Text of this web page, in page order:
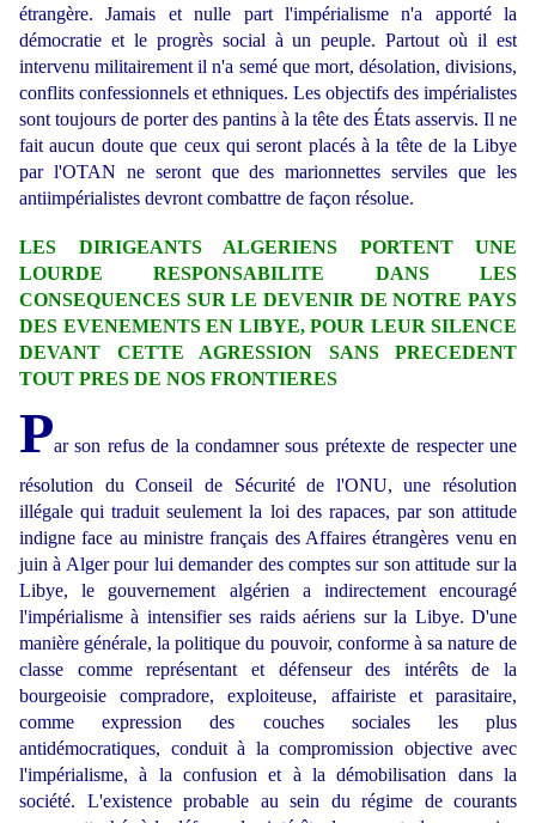
étrangère. Jamais et nulle part l'impérialisme n'a apporté la
démocratie et le progrès social à un peuple. Partout où il est
intervenu militairement il n'a semé que mort, désolation, divisions,
conflits confessionnels et ethniques. Les objectifs des impérialistes
sont toujours de porter des pantins à la tête des États asservis. Il ne
fait aucun doute que ceux qui seront placés à la tête de la Libye
par l'OTAN ne seront que des marionnettes serviles que les
antiimpérialistes devront combattre de façon résolue.
LES DIRIGEANTS ALGERIENS PORTENT UNE
LOURDE RESPONSABILITE DANS LES
CONSEQUENCES SUR LE DEVENIR DE NOTRE PAYS
DES EVENEMENTS EN LIBYE, POUR LEUR SILENCE
DEVANT CETTE AGRESSION SANS PRECEDENT
TOUT PRES DE NOS FRONTIERES
Par son refus de la condamner sous prétexte de respecter une
résolution du Conseil de Sécurité de l'ONU, une résolution
illégale qui traduit seulement la loi des rapaces, par son attitude
indigne face au ministre français des Affaires étrangères venu en
juin à Alger pour lui demander des comptes sur son attitude sur la
Libye, le gouvernement algérien a indirectement encouragé
l'impérialisme à intensifier ses raids aériens sur la Libye. D'une
manière générale, la politique du pouvoir, conforme à sa nature de
classe comme représentant et défenseur des intérêts de la
bourgeoisie compradore, exploiteuse, affairiste et parasitaire,
comme expression des couches sociales les plus
antidémocratiques, conduit à la compromission objective avec
l'impérialisme, à la confusion et à la démobilisation dans la
société. L'existence probable au sein du régime de courants